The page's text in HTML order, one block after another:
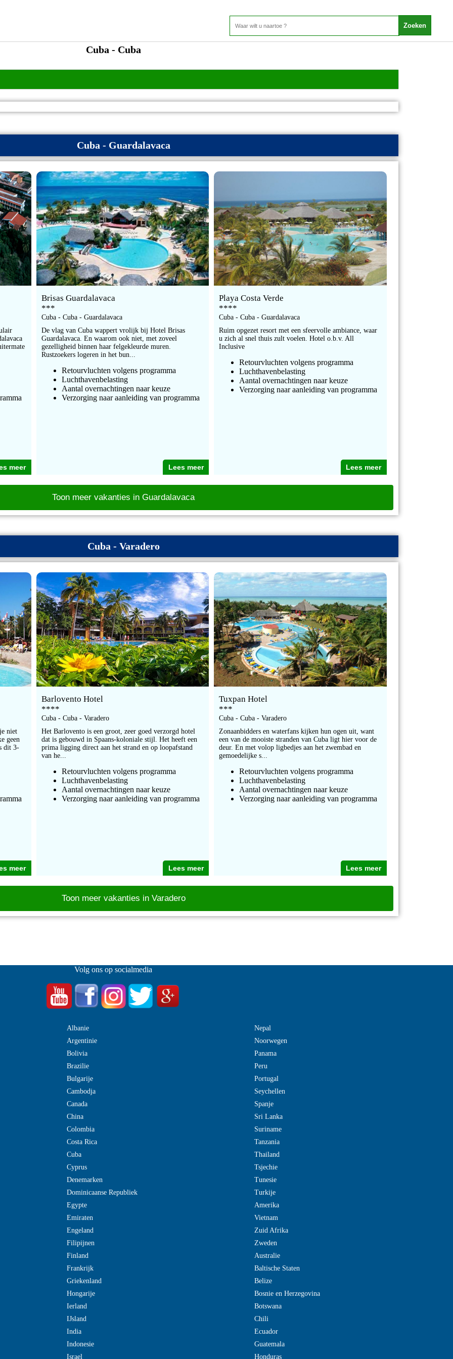
Cuba - Cuba
Cuba - Guardalavaca
meer
Brisas Guardalavaca
***
Cuba - Cuba - Guardalavaca
De vlag van Cuba wappert vrolijk bij Hotel Brisas
Guardalavaca. En waarom ook niet, met zoveel
gezelligheid binnen haar felgekleurde muren.
Rustzoekers logeren in het bun...
Retourvluchten volgens programma
Luchthavenbelasting
Aantal overnachtingen naar keuze
Verzorging naar aanleiding van programma
Lees meer
Playa Costa Verde
****
Cuba - Cuba - Guardalavaca
Ruim opgezet resort met een sfeervolle ambiance, waar
u zich al snel thuis zult voelen. Hotel o.b.v. All
Inclusive
Retourvluchten volgens programma
Luchthavenbelasting
Aantal overnachtingen naar keuze
Verzorging naar aanleiding van programma
Lees meer
Toon meer vakanties in Guardalavaca
Cuba - Varadero
niet
geen
dit 3-
meer
Barlovento Hotel
****
Cuba - Cuba - Varadero
Het Barlovento is een groot, zeer goed verzorgd hotel
dat is gebouwd in Spaans-koloniale stijl. Het heeft een
prima ligging direct aan het strand en op loopafstand
van he...
Retourvluchten volgens programma
Luchthavenbelasting
Aantal overnachtingen naar keuze
Verzorging naar aanleiding van programma
Lees meer
Tuxpan Hotel
***
Cuba - Cuba - Varadero
Zonaanbidders en waterfans kijken hun ogen uit, want
een van de mooiste stranden van Cuba ligt hier voor de
deur. En met volop ligbedjes aan het zwembad en
gemoedelijke s...
Retourvluchten volgens programma
Luchthavenbelasting
Aantal overnachtingen naar keuze
Verzorging naar aanleiding van programma
Lees meer
Toon meer vakanties in Varadero
Volg ons op socialmedia
Albanie
Argentinie
Bolivia
Brazilie
Bulgarije
Cambodja
Canada
China
Colombia
Costa Rica
Cuba
Cyprus
Denemarken
Dominicaanse Republiek
Egypte
Emiraten
Engeland
Filipijnen
Finland
Frankrijk
Griekenland
Hongarije
Ierland
IJsland
India
Indonesie
Israel
Nepal
Noorwegen
Panama
Peru
Portugal
Seychellen
Spanje
Sri Lanka
Suriname
Tanzania
Thailand
Tsjechie
Tunesie
Turkije
Amerika
Vietnam
Zuid Afrika
Zweden
Australie
Baltische Staten
Belize
Bosnie en Herzegovina
Botswana
Chili
Ecuador
Guatemala
Honduras